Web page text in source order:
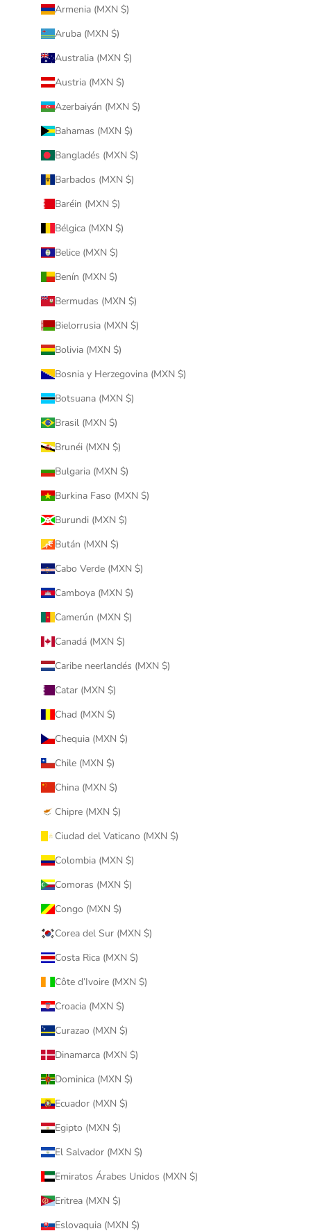
Armenia (MXN $)
Aruba (MXN $)
Australia (MXN $)
Austria (MXN $)
Azerbaiyán (MXN $)
Bahamas (MXN $)
Bangladés (MXN $)
Barbados (MXN $)
Baréin (MXN $)
Bélgica (MXN $)
Belice (MXN $)
Benín (MXN $)
Bermudas (MXN $)
Bielorrusia (MXN $)
Bolivia (MXN $)
Bosnia y Herzegovina (MXN $)
Botsuana (MXN $)
Brasil (MXN $)
Brunéi (MXN $)
Bulgaria (MXN $)
Burkina Faso (MXN $)
Burundi (MXN $)
Bután (MXN $)
Cabo Verde (MXN $)
Camboya (MXN $)
Camerún (MXN $)
Canadá (MXN $)
Caribe neerlandés (MXN $)
Catar (MXN $)
Chad (MXN $)
Chequia (MXN $)
Chile (MXN $)
China (MXN $)
Chipre (MXN $)
Ciudad del Vaticano (MXN $)
Colombia (MXN $)
Comoras (MXN $)
Congo (MXN $)
Corea del Sur (MXN $)
Costa Rica (MXN $)
Côte d’Ivoire (MXN $)
Croacia (MXN $)
Curazao (MXN $)
Dinamarca (MXN $)
Dominica (MXN $)
Ecuador (MXN $)
Egipto (MXN $)
El Salvador (MXN $)
Emiratos Árabes Unidos (MXN $)
Eritrea (MXN $)
Eslovaquia (MXN $)